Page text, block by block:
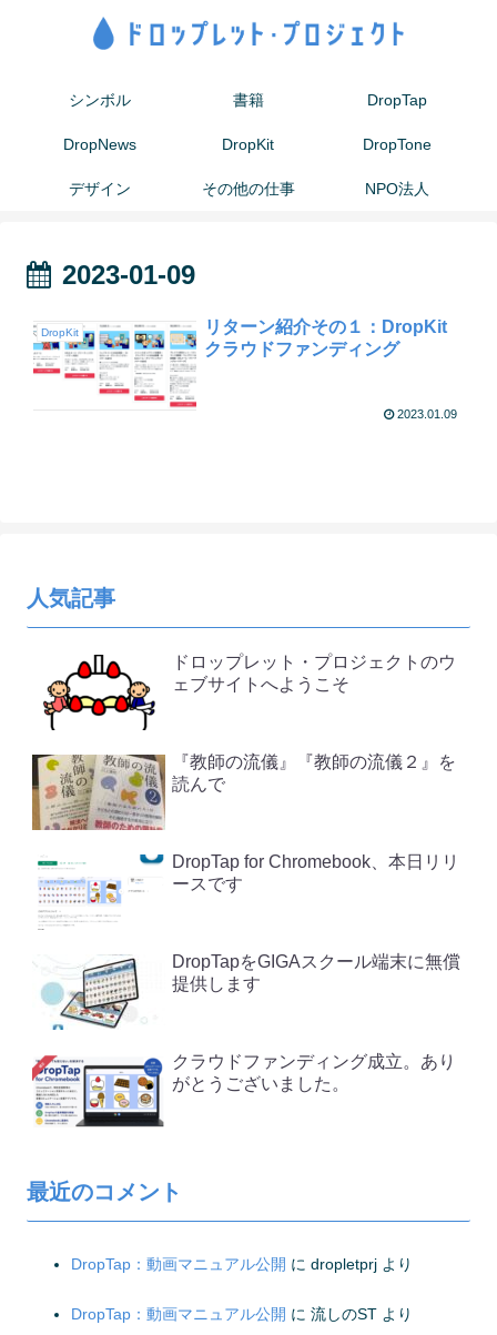
シンボル 書籍 DropTap
DropNews DropKit DropTone
デザイン その他の仕事 NPO法人
2023-01-09
DropKit
リターン紹介その１：DropKit
クラウドファンディング
2023.01.09
人気記事
ドロップレット・プロジェクトのウ
ェブサイトへようこそ
『教師の流儀』『教師の流儀２』を
読んで
DropTap for Chromebook、本日リリ
ースです
DropTapをGIGAスクール端末に無償
提供します
クラウドファンディング成立。あり
がとうございました。
最近のコメント
DropTap：動画マニュアル公開 に dropletprj より
DropTap：動画マニュアル公開 に 流しのST より